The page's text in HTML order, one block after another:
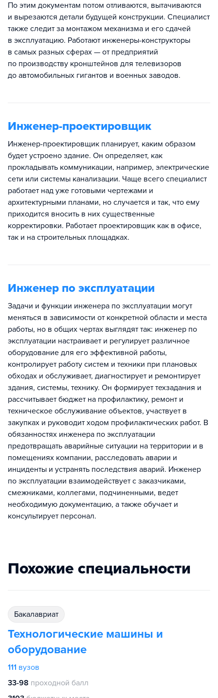
По этим документам потом отливаются, вытачиваются
и вырезаются детали будущей конструкции. Специалист
также следит за монтажом механизма и его сдачей
в эксплуатацию. Работают инженеры-конструкторы
в самых разных сферах — от предприятий
по производству кронштейнов для телевизоров
до автомобильных гигантов и военных заводов.
Инженер-проектировщик
Инженер-проектировщик планирует, каким образом
будет устроено здание. Он определяет, как
прокладывать коммуникации, например, электрические
сети или системы канализации. Чаще всего специалист
работает над уже готовыми чертежами и
архитектурными планами, но случается и так, что ему
приходится вносить в них существенные
корректировки. Работает проектировщик как в офисе,
так и на строительных площадках.
Инженер по эксплуатации
Задачи и функции инженера по эксплуатации могут
меняться в зависимости от конкретной области и места
работы, но в общих чертах выглядят так: инженер по
эксплуатации настраивает и регулирует различное
оборудование для его эффективной работы,
контролирует работу систем и техники при плановых
обходах и обслуживает, диагностирует и ремонтирует
здания, системы, технику. Он формирует техзадания и
рассчитывает бюджет на профилактику, ремонт и
техническое обслуживание объектов, участвует в
закупках и руководит ходом профилактических работ. В
обязанностях инженера по эксплуатации
предотвращать аварийные ситуации на территории и в
помещениях компании, расследовать аварии и
инциденты и устранять последствия аварий. Инженер
по эксплуатации взаимодействует с заказчиками,
смежниками, коллегами, подчиненными, ведет
необходимую документацию, а также обучает и
консультирует персонал.
Похожие специальности
бакалавриат
Технологические машины и
оборудование
111 вузов
33-98 проходной балл